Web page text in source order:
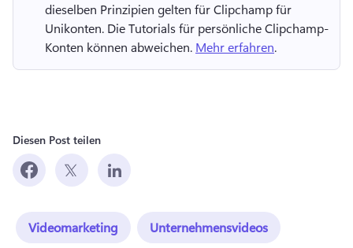
dieselben Prinzipien gelten für Clipchamp für
Unikonten. Die Tutorials für persönliche Clipchamp-
Konten können abweichen. Mehr erfahren.
Diesen Post teilen
Videomarketing Unternehmensvideos